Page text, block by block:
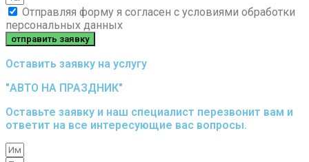
Отправляя форму я согласен с условиями обработки
персональных данных
отправить заявку
Оставить заявку на услугу
"АВТО НА ПРАЗДНИК"
Оставьте заявку и наш специалист перезвонит вам и
ответит на все интересующие вас вопросы.